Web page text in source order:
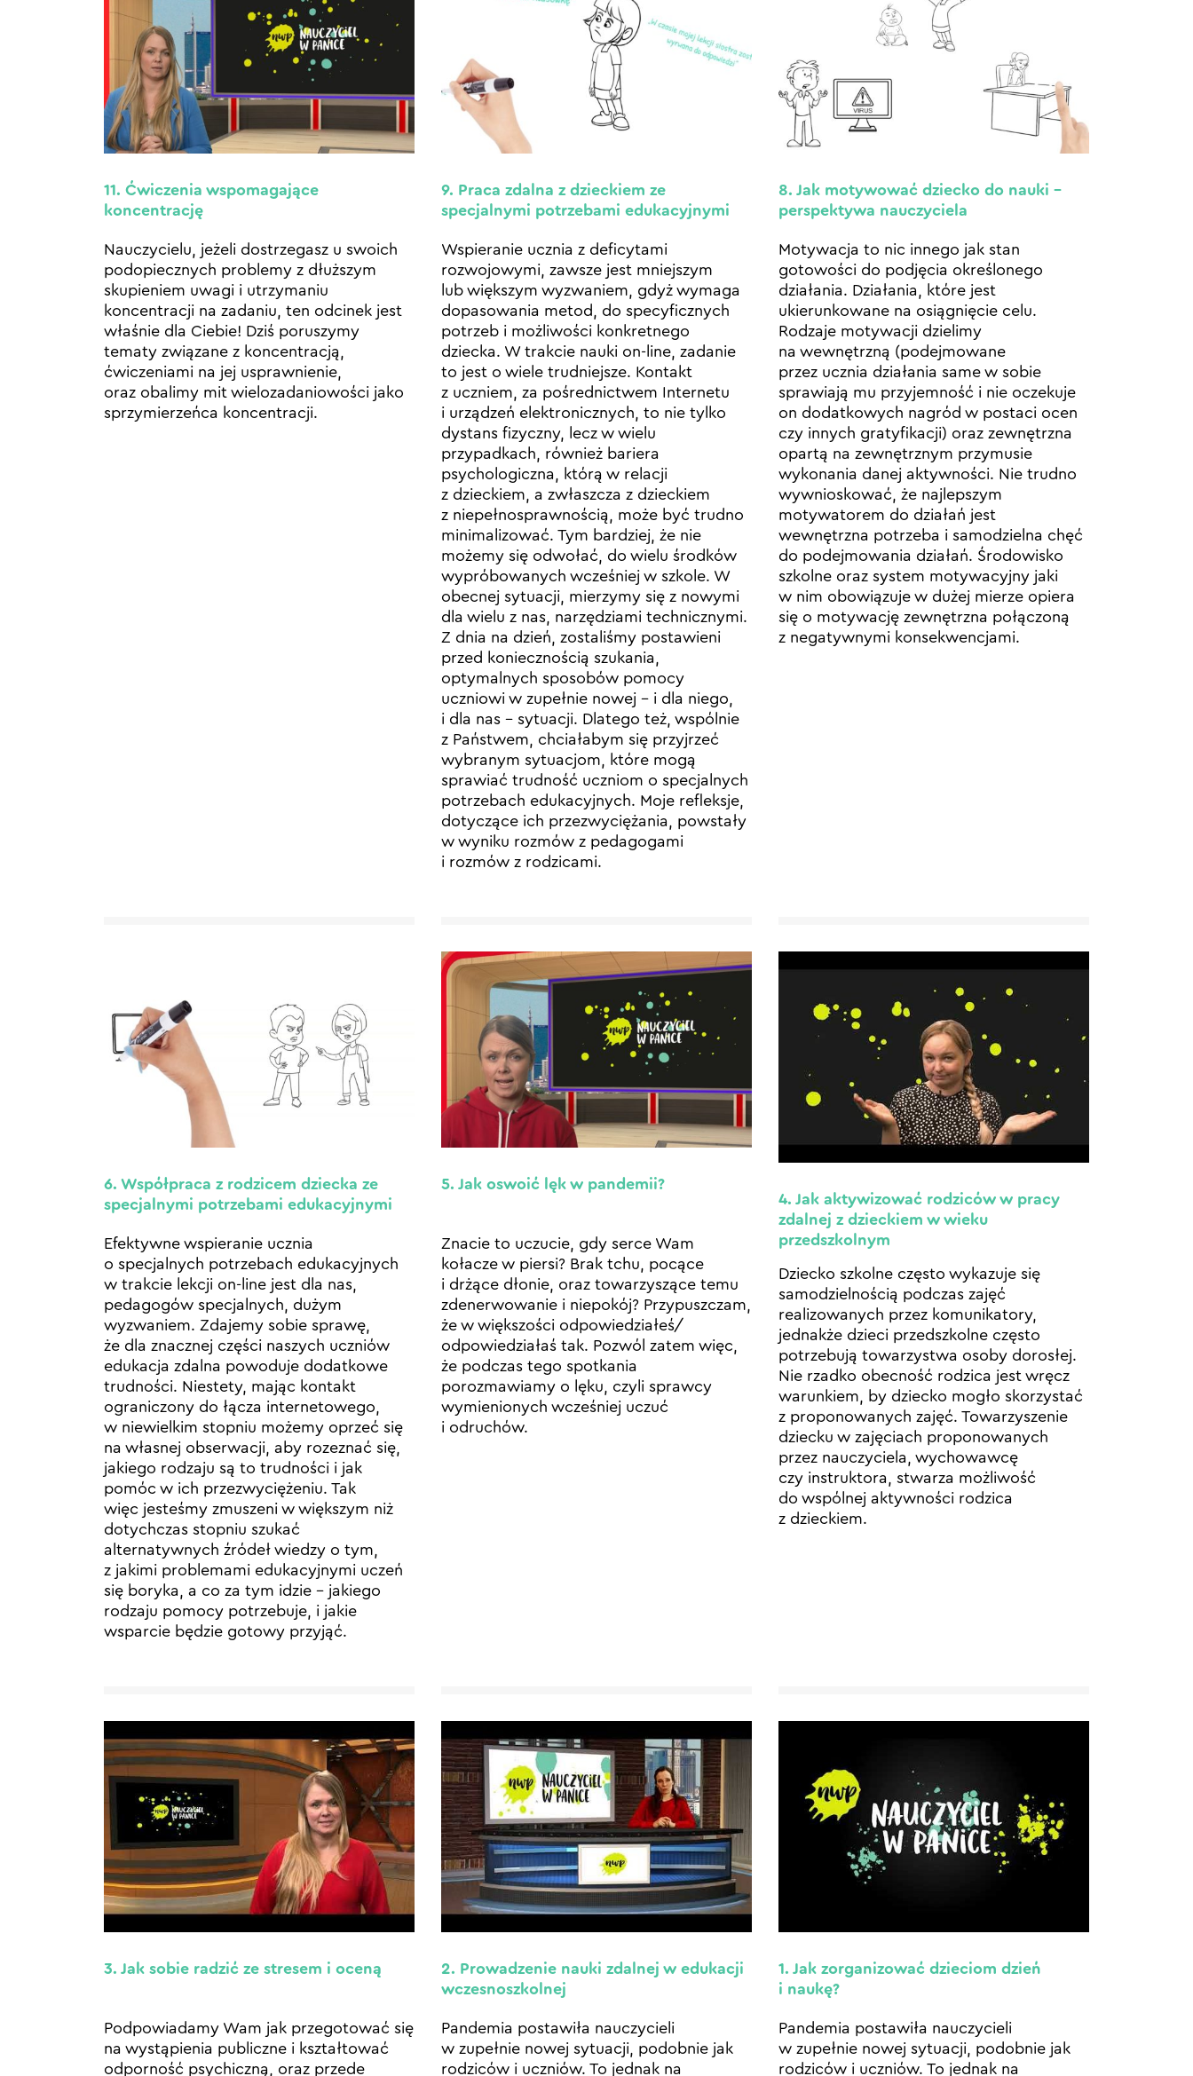
11. Ćwiczenia wspomagające
koncentrację
Nauczycielu, jeżeli dostrzegasz u swoich
podopiecznych problemy z dłuższym
skupieniem uwagi i utrzymaniu
koncentracji na zadaniu, ten odcinek jest
właśnie dla Ciebie! Dziś poruszymy
tematy związane z koncentracją,
ćwiczeniami na jej usprawnienie,
oraz obalimy mit wielozadaniowości jako
sprzymierzeńca koncentracji.
9. Praca zdalna z dzieckiem ze
specjalnymi potrzebami edukacyjnymi
Wspieranie ucznia z deficytami
rozwojowymi, zawsze jest mniejszym
lub większym wyzwaniem, gdyż wymaga
dopasowania metod, do specyficznych
potrzeb i możliwości konkretnego
dziecka. W trakcie nauki on-line, zadanie
to jest o wiele trudniejsze. Kontakt
z uczniem, za pośrednictwem Internetu
i urządzeń elektronicznych, to nie tylko
dystans fizyczny, lecz w wielu
przypadkach, również bariera
psychologiczna, którą w relacji
z dzieckiem, a zwłaszcza z dzieckiem
z niepełnosprawnością, może być trudno
minimalizować. Tym bardziej, że nie
możemy się odwołać, do wielu środków
wypróbowanych wcześniej w szkole. W
obecnej sytuacji, mierzymy się z nowymi
dla wielu z nas, narzędziami technicznymi.
Z dnia na dzień, zostaliśmy postawieni
przed koniecznością szukania,
optymalnych sposobów pomocy
uczniowi w zupełnie nowej – i dla niego,
i dla nas – sytuacji. Dlatego też, wspólnie
z Państwem, chciałabym się przyjrzeć
wybranym sytuacjom, które mogą
sprawiać trudność uczniom o specjalnych
potrzebach edukacyjnych. Moje refleksje,
dotyczące ich przezwyciężania, powstały
w wyniku rozmów z pedagogami
i rozmów z rodzicami.
8. Jak motywować dziecko do nauki –
perspektywa nauczyciela
Motywacja to nic innego jak stan
gotowości do podjęcia określonego
działania. Działania, które jest
ukierunkowane na osiągnięcie celu.
Rodzaje motywacji dzielimy
na wewnętrzną (podejmowane
przez ucznia działania same w sobie
sprawiają mu przyjemność i nie oczekuje
on dodatkowych nagród w postaci ocen
czy innych gratyfikacji) oraz zewnętrzna
opartą na zewnętrznym przymusie
wykonania danej aktywności. Nie trudno
wywnioskować, że najlepszym
motywatorem do działań jest
wewnętrzna potrzeba i samodzielna chęć
do podejmowania działań. Środowisko
szkolne oraz system motywacyjny jaki
w nim obowiązuje w dużej mierze opiera
się o motywację zewnętrzna połączoną
z negatywnymi konsekwencjami.
6. Współpraca z rodzicem dziecka ze
specjalnymi potrzebami edukacyjnymi
Efektywne wspieranie ucznia
o specjalnych potrzebach edukacyjnych
w trakcie lekcji on-line jest dla nas,
pedagogów specjalnych, dużym
wyzwaniem. Zdajemy sobie sprawę,
że dla znacznej części naszych uczniów
edukacja zdalna powoduje dodatkowe
trudności. Niestety, mając kontakt
ograniczony do łącza internetowego,
w niewielkim stopniu możemy oprzeć się
na własnej obserwacji, aby rozeznać się,
jakiego rodzaju są to trudności i jak
pomóc w ich przezwyciężeniu. Tak
więc jesteśmy zmuszeni w większym niż
dotychczas stopniu szukać
alternatywnych źródeł wiedzy o tym,
z jakimi problemami edukacyjnymi uczeń
się boryka, a co za tym idzie – jakiego
rodzaju pomocy potrzebuje, i jakie
wsparcie będzie gotowy przyjąć.
5. Jak oswoić lęk w pandemii?
Znacie to uczucie, gdy serce Wam
kołacze w piersi? Brak tchu, pocące
i drżące dłonie, oraz towarzyszące temu
zdenerwowanie i niepokój? Przypuszczam,
że w większości odpowiedziałeś/
odpowiedziałaś tak. Pozwól zatem więc,
że podczas tego spotkania
porozmawiamy o lęku, czyli sprawcy
wymienionych wcześniej uczuć
i odruchów.
4. Jak aktywizować rodziców w pracy
zdalnej z dzieckiem w wieku
przedszkolnym
Dziecko szkolne często wykazuje się
samodzielnością podczas zajęć
realizowanych przez komunikatory,
jednakże dzieci przedszkolne często
potrzebują towarzystwa osoby dorosłej.
Nie rzadko obecność rodzica jest wręcz
warunkiem, by dziecko mogło skorzystać
z proponowanych zajęć. Towarzyszenie
dziecku w zajęciach proponowanych
przez nauczyciela, wychowawcę
czy instruktora, stwarza możliwość
do wspólnej aktywności rodzica
z dzieckiem.
3. Jak sobie radzić ze stresem i oceną
Podpowiadamy Wam jak przegotować się
na wystąpienia publiczne i kształtować
odporność psychiczną, oraz przede
2. Prowadzenie nauki zdalnej w edukacji
wczesnoszkolnej
Pandemia postawiła nauczycieli
w zupełnie nowej sytuacji, podobnie jak
rodziców i uczniów. To jednak na
1. Jak zorganizować dzieciom dzień
i naukę?
Pandemia postawiła nauczycieli
w zupełnie nowej sytuacji, podobnie jak
rodziców i uczniów. To jednak na